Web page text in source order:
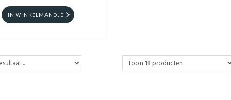
IN WINKELMANDJE